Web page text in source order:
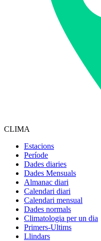
CLIMA
Estacions
Període
Dades diaries
Dades Mensuals
Almanac diari
Calendari diari
Calendari mensual
Dades normals
Climatologia per un dia
Primers-Ultims
Llindars